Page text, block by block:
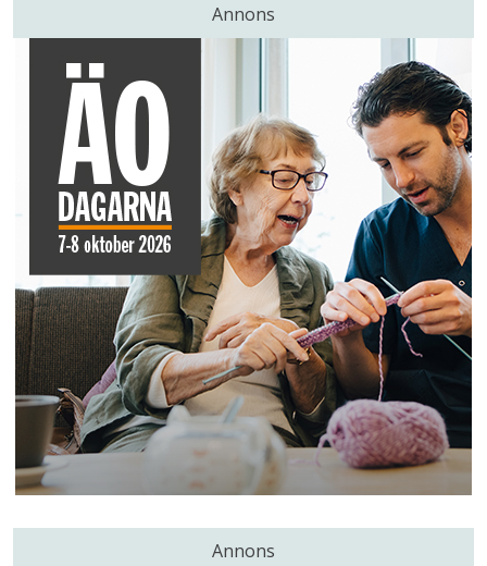
Annons
Annons